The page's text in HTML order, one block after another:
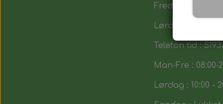
Fredag : 14:00 -
Lørdag : 10:00-
Telefon tid :
Man-Fre : 08:00-
Lørdag : 10:00 -